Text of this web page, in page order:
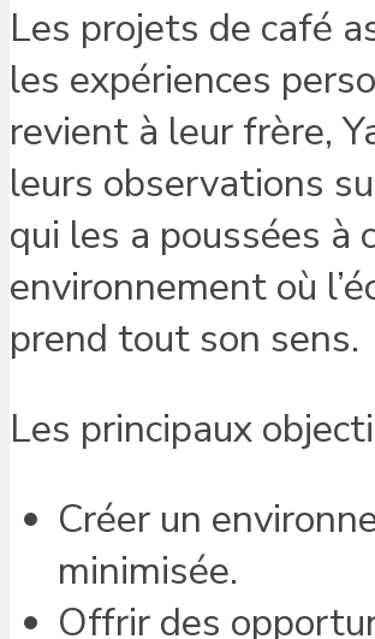
Les projets de café
les expériences
revient à leur frère,
leurs observations
qui les a poussées à
environnement où
prend tout son sens.
Les principaux
Créer un
minimisée.
Offrir des